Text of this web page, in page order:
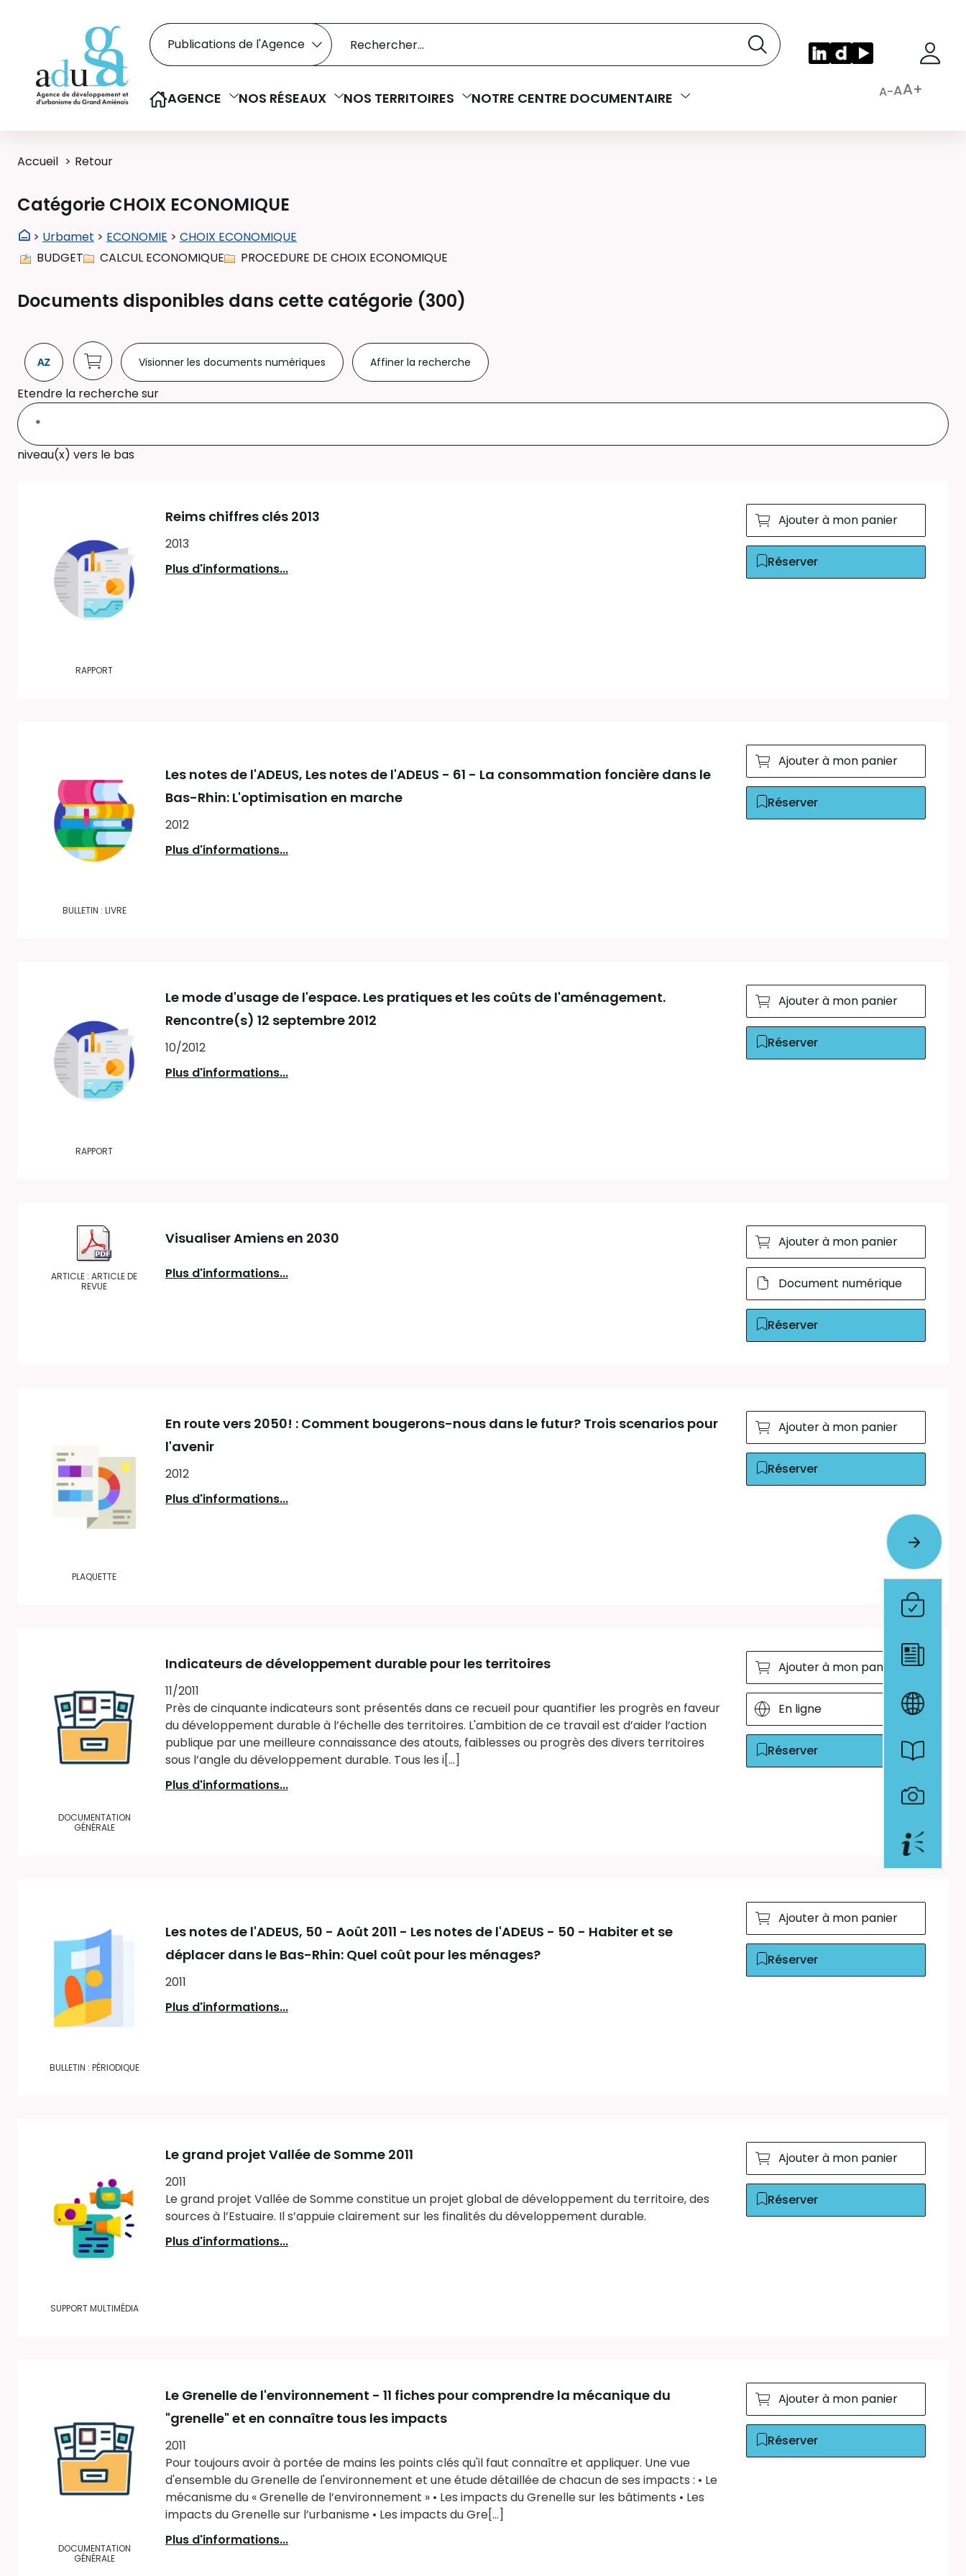
Rechercher dans le catalogue
Recherche
Sélectionner le type de la recherche
AGENCE NOS RÉSEAUX NOS TERRITOIRES NOTRE CENTRE DOCUMENTAIRE A-AA+
Accueil Retour
Catégorie CHOIX ECONOMIQUE
> Urbamet > ECONOMIE > CHOIX ECONOMIQUE
BUDGET
CALCUL ECONOMIQUE PROCEDURE DE CHOIX ECONOMIQUE
Documents disponibles dans cette catégorie (300)
Visionner les documents numériques Affiner la recherche
Etendre la recherche sur
niveau(x) vers le bas
RAPPORT
Reims chiffres clés 2013
2013
Plus d'informations...
Ajouter à mon panier
Réserver
BULLETIN : LIVRE
Les notes de l'ADEUS, Les notes de l'ADEUS - 61 - La consommation foncière dans le
Bas-Rhin: L'optimisation en marche
2012
Plus d'informations...
Ajouter à mon panier
Réserver
RAPPORT
Le mode d'usage de l'espace. Les pratiques et les coûts de l'aménagement.
Rencontre(s) 12 septembre 2012
10/2012
Plus d'informations...
Ajouter à mon panier
Réserver
ARTICLE : ARTICLE DE
REVUE
Visualiser Amiens en 2030
Plus d'informations...
Ajouter à mon panier
Document numérique
Réserver
PLAQUETTE
En route vers 2050! : Comment bougerons-nous dans le futur? Trois scenarios pour
l'avenir
2012
Plus d'informations...
Ajouter à mon panier
Réserver
DOCUMENTATION
GÉNÉRALE
Indicateurs de développement durable pour les territoires
11/2011
Près de cinquante indicateurs sont présentés dans ce recueil pour quantifier les progrès en faveur
du développement durable à l’échelle des territoires. L'ambition de ce travail est d’aider l’action
publique par une meilleure connaissance des atouts, faiblesses ou progrès des divers territoires
sous l’angle du développement durable. Tous les i[...]
Plus d'informations...
Ajouter à mon panier
En ligne
Réserver
BULLETIN : PÉRIODIQUE
Les notes de l'ADEUS, 50 - Août 2011 - Les notes de l'ADEUS - 50 - Habiter et se
déplacer dans le Bas-Rhin: Quel coût pour les ménages?
2011
Plus d'informations...
Ajouter à mon panier
Réserver
SUPPORT MULTIMÉDIA
Le grand projet Vallée de Somme 2011
2011
Le grand projet Vallée de Somme constitue un projet global de développement du territoire, des
sources à l’Estuaire. Il s’appuie clairement sur les finalités du développement durable.
Plus d'informations...
Ajouter à mon panier
Réserver
DOCUMENTATION
GÉNÉRALE
Le Grenelle de l'environnement - 11 fiches pour comprendre la mécanique du
"grenelle" et en connaître tous les impacts
2011
Pour toujours avoir à portée de mains les points clés qu'il faut connaître et appliquer. Une vue
d'ensemble du Grenelle de l'environnement et une étude détaillée de chacun de ses impacts : • Le
mécanisme du « Grenelle de l’environnement » • Les impacts du Grenelle sur les bâtiments • Les
impacts du Grenelle sur l’urbanisme • Les impacts du Gre[...]
Plus d'informations...
Ajouter à mon panier
Réserver